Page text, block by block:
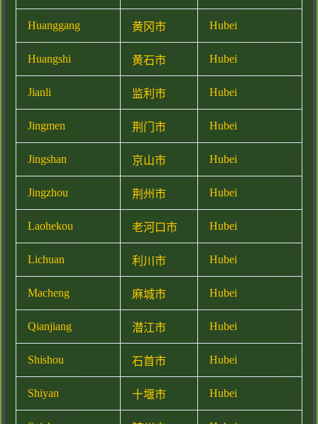
Huanggang 黄冈市 Hubei
Huangshi 黄石市 Hubei
Jianli 监利市 Hubei
Jingmen 荆门市 Hubei
Jingshan 京山市 Hubei
Jingzhou 荆州市 Hubei
Laohekou 老河口市 Hubei
Lichuan 利川市 Hubei
Macheng 麻城市 Hubei
Qianjiang 潜江市 Hubei
Shishou 石首市 Hubei
Shiyan 十堰市 Hubei